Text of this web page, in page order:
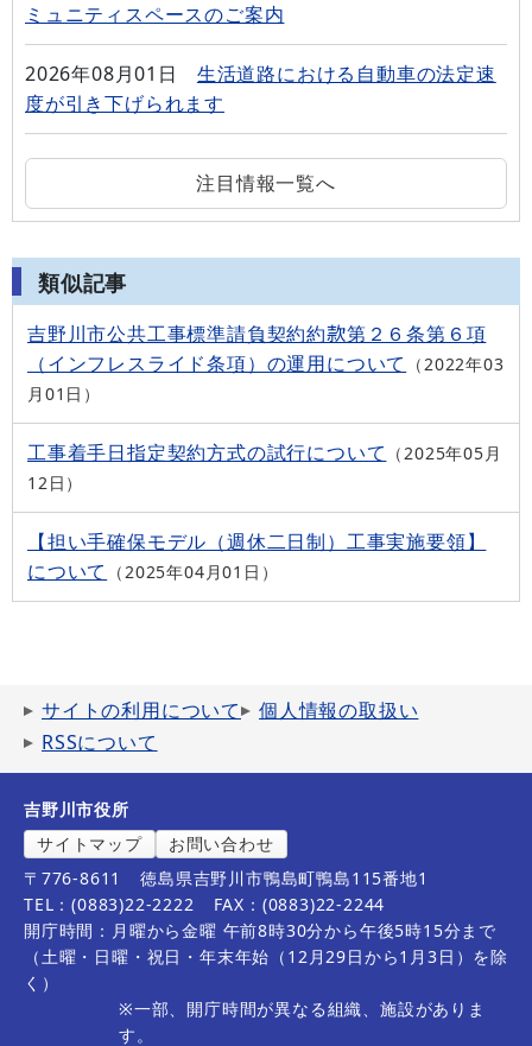
ミュニティスペースのご案内
2026年08月01日
生活道路における自動車の法定速
度が引き下げられます
注目情報一覧へ
類似記事
吉野川市公共工事標準請負契約約款第２６条第６項
（インフレスライド条項）の運用について
2022年03
月01日
工事着手日指定契約方式の試行について
2025年05月
12日
【担い手確保モデル（週休二日制）工事実施要領】
について
2025年04月01日
サイトの利用について
個人情報の取扱い
RSSについて
吉野川市役所
サイトマップ
お問い合わせ
〒776-8611
徳島県吉野川市鴨島町鴨島115番地1
TEL：(0883)22-2222
FAX：(0883)22-2244
開庁時間：月曜から金曜 午前8時30分から午後5時15分まで
（土曜・日曜・祝日・年末年始（12月29日から1月3日）を除
く）
※一部、開庁時間が異なる組織、施設がありま
す。